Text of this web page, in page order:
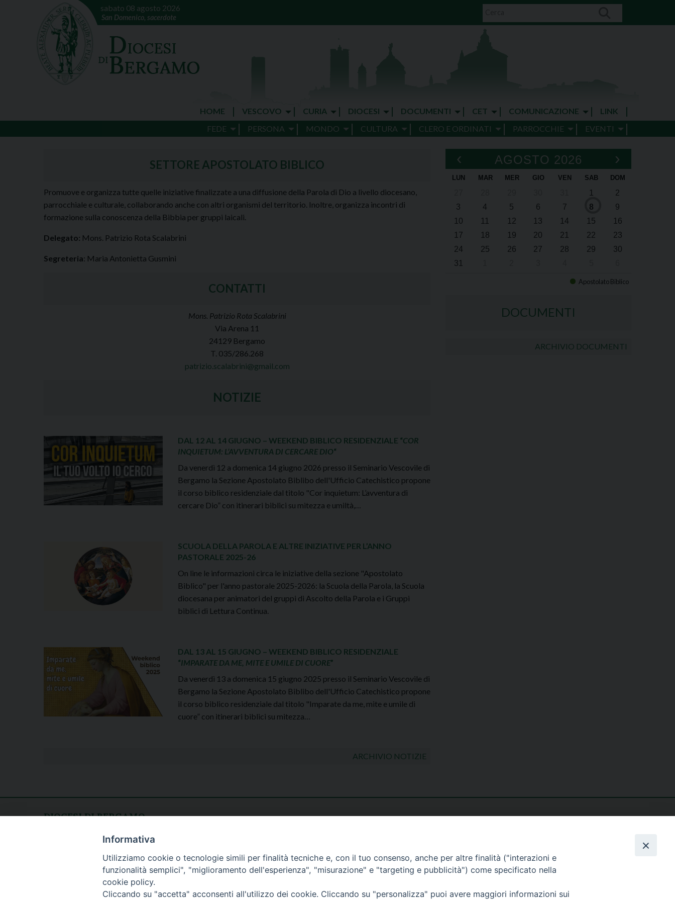
sabato 08 agosto 2026
San Domenico, sacerdote
HOME VESCOVO CURIA DIOCESI DOCUMENTI CET COMUNICAZIONE
LINK
FEDE
PERSONA MONDO CULTURA CLERO E ORDINATI PARROCCHIE EVENTI
SETTORE APOSTOLATO BIBLICO
Promuove e organizza tutte quelle iniziative finalizzate a una diffusione della Parola di Dio a livello diocesano,
parrocchiale e culturale, collaborando anche con altri organismi del territorio. Inoltre, organizza incontri di
formazione sulla conoscenza della Bibbia per gruppi laicali.
Delegato: Mons. Patrizio Rota Scalabrini
Segreteria: Maria Antonietta Gusmini
CONTATTI
Mons. Patrizio Rota Scalabrini
Via Arena 11
24129 Bergamo
T. 035/286.268
patrizio.scalabrini@gmail.com
NOTIZIE
DAL 12 AL 14 GIUGNO – WEEKEND BIBLICO RESIDENZIALE “COR
INQUIETUM: L’AVVENTURA DI CERCARE DIO“
Da venerdì 12 a domenica 14 giugno 2026 presso il Seminario Vescovile di
Bergamo la Sezione Apostolato Biblibo dell'Ufficio Catechistico propone
il corso biblico residenziale dal titolo "Cor inquietum: L’avventura di
cercare Dio” con itinerari biblici su mitezza e umiltà,…
SCUOLA DELLA PAROLA E ALTRE INIZIATIVE PER L’ANNO
PASTORALE 2025-26
On line le informazioni circa le iniziative della sezione "Apostolato
Biblico" per l'anno pastorale 2025-2026: la Scuola della Parola, la Scuola
diocesana per animatori del gruppi di Ascolto della Parola e i Gruppi
biblici di Lettura Continua.
DAL 13 AL 15 GIUGNO – WEEKEND BIBLICO RESIDENZIALE
“IMPARATE DA ME, MITE E UMILE DI CUORE”
Da venerdì 13 a domenica 15 giugno 2025 presso il Seminario Vescovile di
Bergamo la Sezione Apostolato Biblibo dell'Ufficio Catechistico propone
il corso biblico residenziale dal titolo "Imparate da me, mite e umile di
cuore” con itinerari biblici su mitezza…
ARCHIVIO NOTIZIE
‹ AGOSTO 2026 ›
LUN MAR MER GIO VEN SAB DOM
1
2
3
4 5 6 7 8
9
10
11 12 13 14 15
16
17
18 19 20 21 22
23
24
25 26 27 28 29
30
31
Apostolato Biblico
DOCUMENTI
ARCHIVIO DOCUMENTI
DIOCESI DI BERGAMO
CURIA DIOCESANA
fax: 035/278.250
Apertura al pubblico
lunedì - venerdì
h. 08.30 - 12.30
Informativa
Utilizziamo cookie o tecnologie simili per finalità tecniche e, con il tuo consenso, anche per altre finalità ("interazioni e
funzionalità semplici", "miglioramento dell'esperienza", "misurazione" e "targeting e pubblicità") come specificato nella
cookie policy.
Cliccando su "accetta" acconsenti all'utilizzo dei cookie. Cliccando su "personalizza" puoi avere maggiori informazioni sui